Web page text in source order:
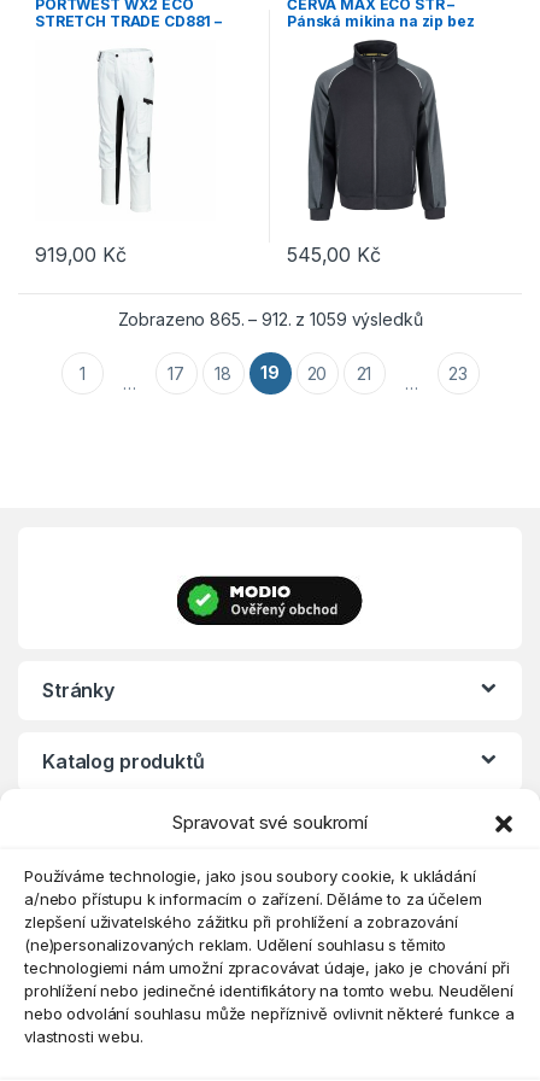
Spravovat své soukromí
Používáme technologie, jako jsou soubory cookie, k ukládání
a/nebo přístupu k informacím o zařízení. Děláme to za účelem
zlepšení uživatelského zážitku při prohlížení a zobrazování
(ne)personalizovaných reklam. Udělení souhlasu s těmito
technologiemi nám umožní zpracovávat údaje, jako je chování při
prohlížení nebo jedinečné identifikátory na tomto webu. Neudělení
nebo odvolání souhlasu může nepříznivě ovlivnit některé funkce a
vlastnosti webu.
Pracovní oděvy
PORTWEST WX2 ECO
STRETCH TRADE CD881 –
919,00 Kč
Tento produkt má více variant. Možnosti lze vybrat na stránce
ČERVA MAX ECO STR –
Pánská mikina na zip bez
kapuce – černá
545,00 Kč
Tento produkt má více variant.
Zobrazeno 865. – 912. z 1059 výsledkůSeřazeno
1 … 17 18 19 20 21 … 23
Stránky
Katalog produktů